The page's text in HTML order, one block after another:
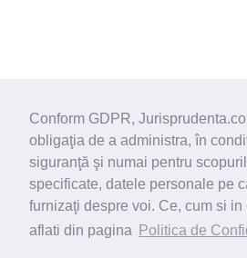
Conform GDPR,
obligaţia de a administra, în
siguranţă şi numai pentru
specificate, datele personale pe
furnizaţi despre voi. Ce, cum si in
aflati din pagina
Politica de